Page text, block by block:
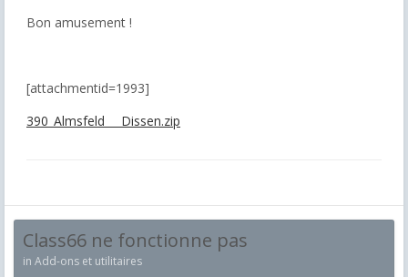
Bon amusement !
[attachmentid=1993]
390_Almsfeld___Dissen.zip
Class66 ne fonctionne pas
in Add-ons et utilitaires